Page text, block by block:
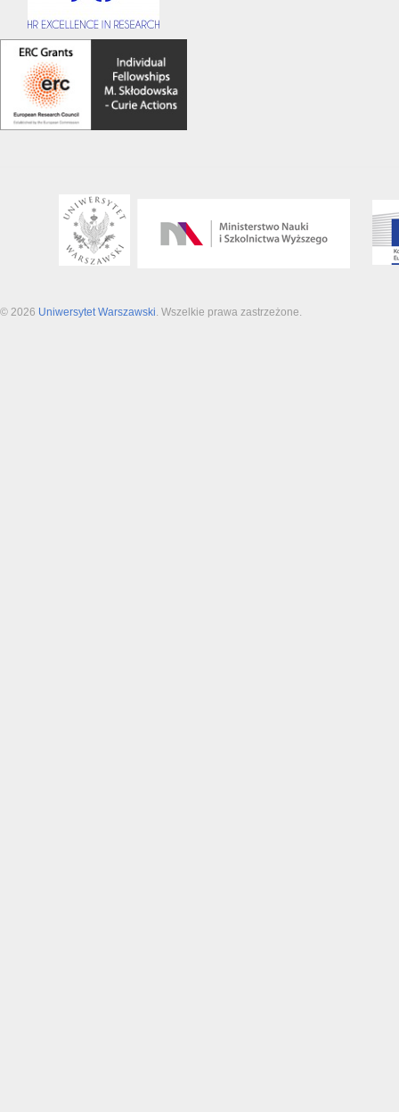
© 2026 Uniwersytet Warszawski . Wszelkie prawa zastrzeżone.